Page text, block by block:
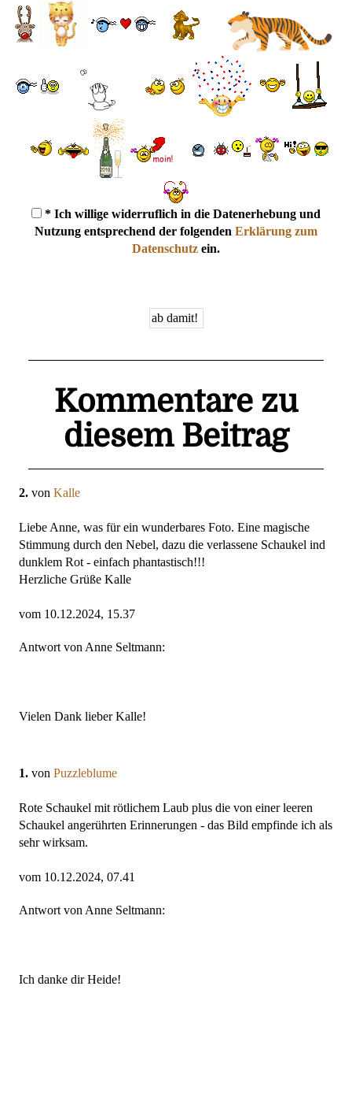
* Ich willige widerruflich in die Datenerhebung und
Nutzung entsprechend der folgenden Erklärung zum
Datenschutz ein.
Kommentare zu
diesem Beitrag
2. von Kalle
Liebe Anne, was für ein wunderbares Foto. Eine magische
Stimmung durch den Nebel, dazu die verlassene Schaukel ind
dunklem Rot - einfach phantastisch!!!
Herzliche Grüße Kalle
vom 10.12.2024, 15.37
Antwort von Anne Seltmann:
Vielen Dank lieber Kalle!
1. von Puzzleblume
Rote Schaukel mit rötlichem Laub plus die von einer leeren
Schaukel angerührten Erinnerungen - das Bild empfinde ich als
sehr wirksam.
vom 10.12.2024, 07.41
Antwort von Anne Seltmann:
Ich danke dir Heide!